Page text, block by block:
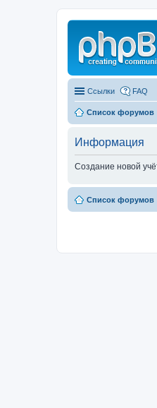
Ссылки FAQ
Список форумов
Информация
Создание новой
Список форумов